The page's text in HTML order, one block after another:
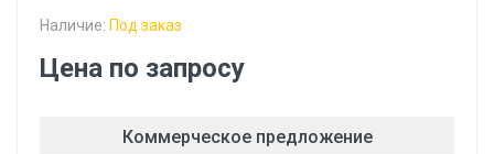
Наличие: Под заказ
Цена по запросу
Коммерческое предложение